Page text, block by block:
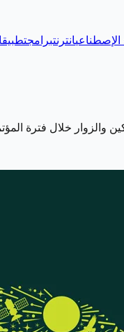
الإصطناعيانترنتبرامج